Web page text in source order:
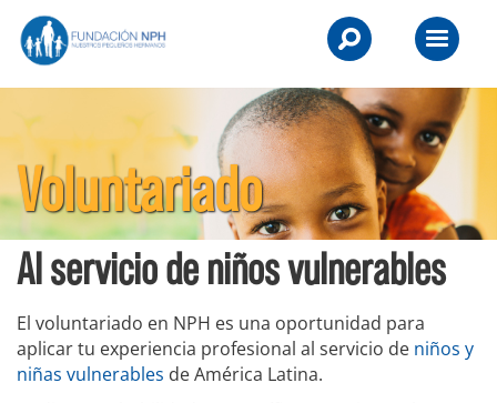
content
NPH
UK
Raising
Children,
Transforming
Lives.
Primary
Menu
Voluntariado
Al servicio de niños vulnerables
El voluntariado en NPH es una oportunidad para
aplicar tu experiencia profesional al servicio de niños y
niñas vulnerables de América Latina.